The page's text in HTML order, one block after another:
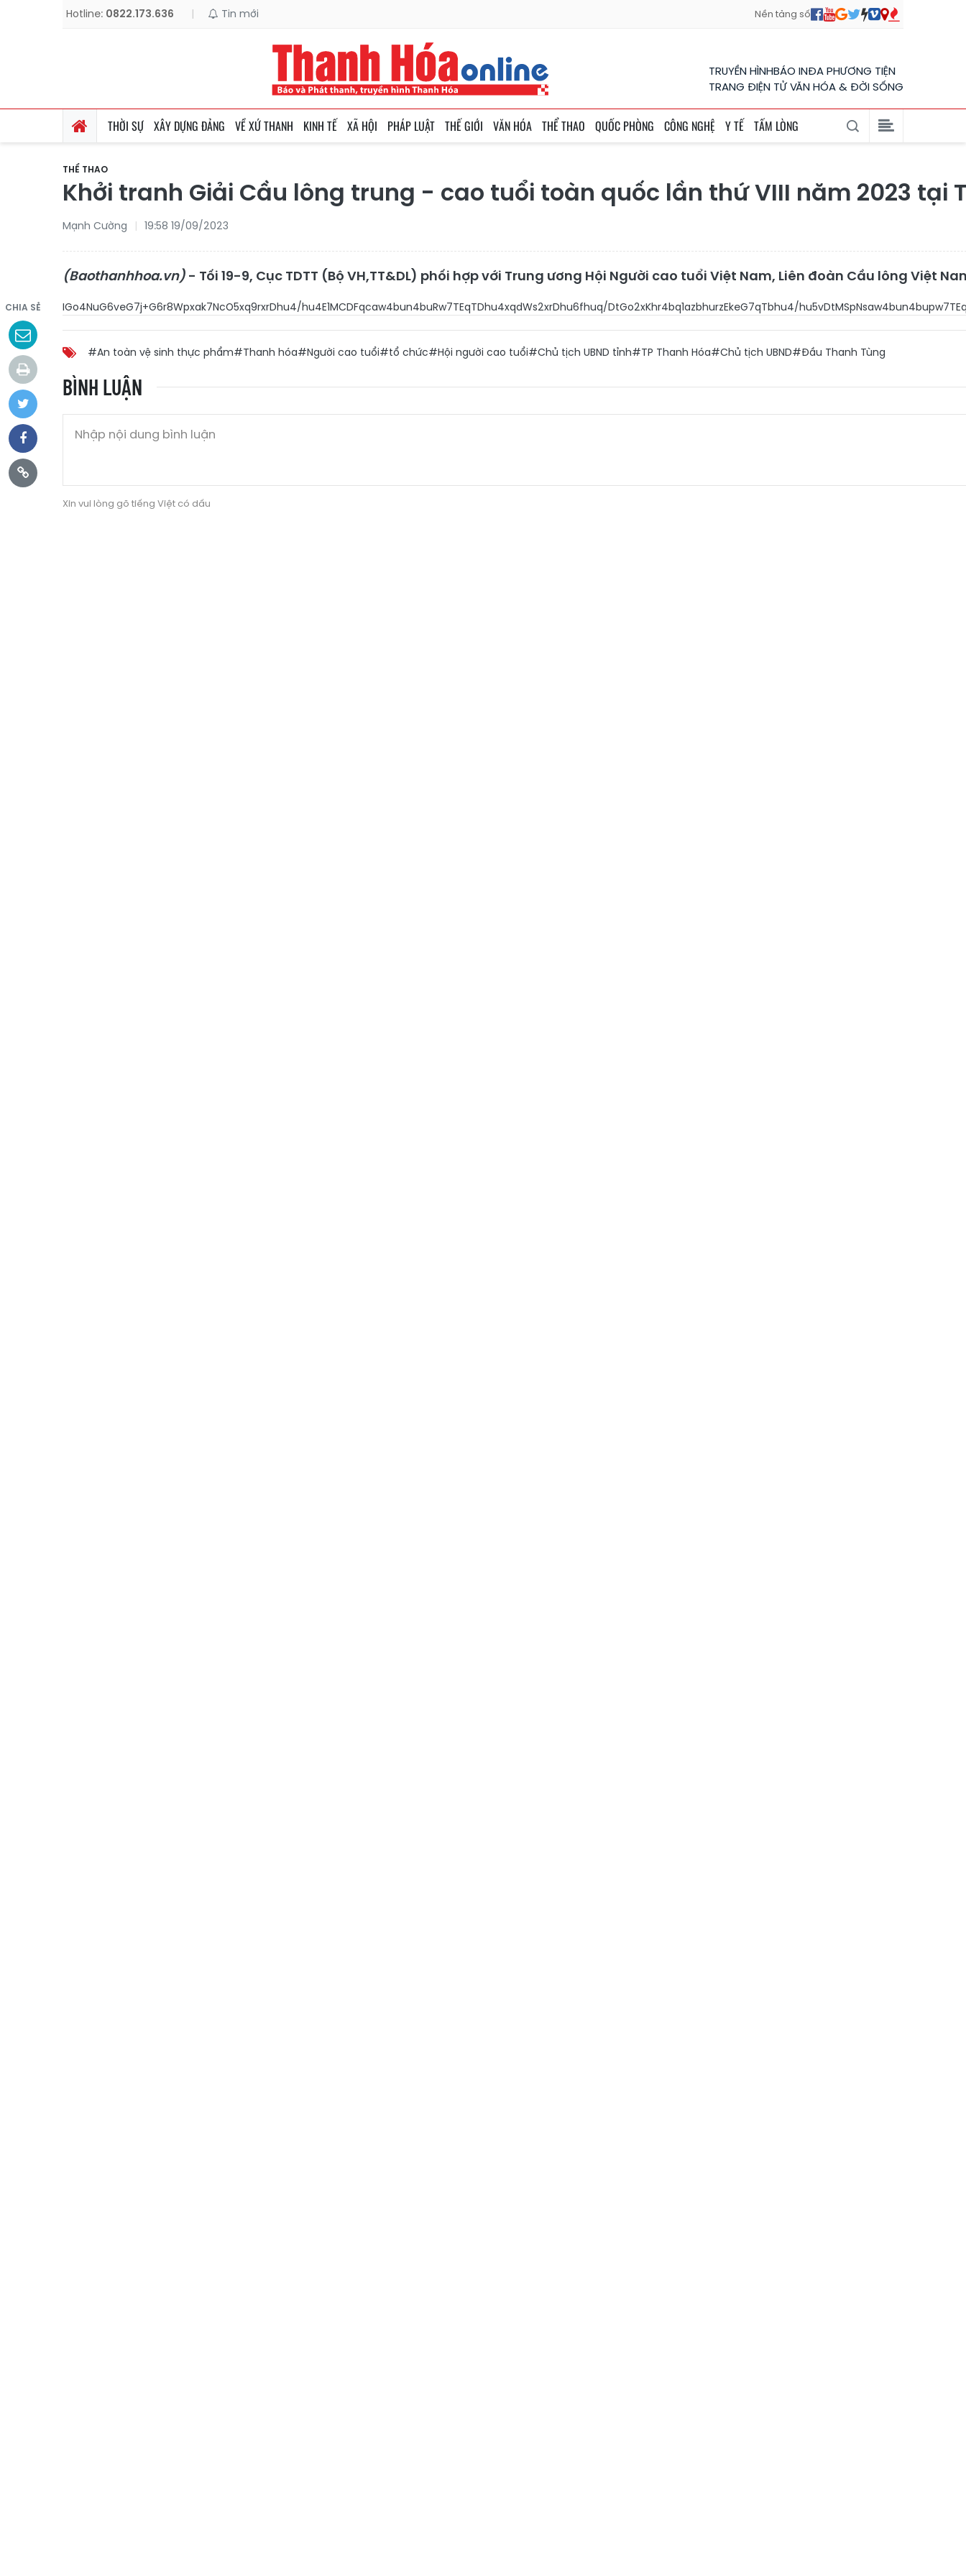
Hotline: 0822.173.636 | Tin mới Nền tảng số
TRUYỀN HÌNHBÁO INĐA PHƯƠNG TIỆN
TRANG ĐIỆN TỬ VĂN HÓA & ĐỜI SỐNG
THỜI SỰ XÂY DỰNG ĐẢNG VỀ XỨ THANH KINH TẾ XÃ HỘI PHÁP LUẬT THẾ GIỚI VĂN HÓA THỂ THAO QUỐC PHÒNG CÔNG NGHỆ Y TẾ TẤM LÒNG
THỂ THAO
Khởi tranh Giải Cầu lông trung - cao tuổi toàn quốc lần thứ VIII năm 2023 tại
Mạnh Cường 19:58 19/09/2023
(Baothanhhoa.vn) - Tối 19-9, Cục TDTT (Bộ VH,TT&DL) phối hợp với Trung ương Hội Người cao tuổi Việt Nam, Liên đoàn Cầu lông Việt
CHIA SẺ IGo4NuG6veG7j+G6r8Wpxak7NcO5xq9rxrDhu4/hu4E1MCDFqcaw4bun4buRw7TEqTDhu4xqdWs2xrDhu6fhuq/
#An toàn vệ sinh thực phẩm#Thanh hóa#Người cao tuổi#tổ chức#Hội người cao tuổi#Chủ tịch UBND tỉnh#TP Thanh Hóa#Chủ tịch UBND#Đầu Thanh Tùng
BÌNH LUẬN
Xin vui lòng gõ tiếng Việt có dấu